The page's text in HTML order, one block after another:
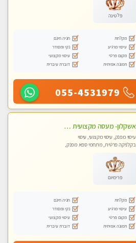
פלטינה
מקלחת
חניה חינם
עיסוי מרגיע
נקי ומסודר
מקום פרטי
עיסוי מקצועי
תמונה אמיתית
דוברת עיברית
055-4531979
אשקלון- מעסה מקצועית חדשה ואיכותית לעיסוי מרגיע ומפנק VIP-מומלץ לחלוטין! פרטי! ​​​​​​ Highly recommended
עיסוי מפנק, עיסוי מקצועי, עיסוי
בקלניקה פרטית, מתחמי ספא מפנק,
טנטרה
פרימיום
מקלחת
חניה חינם
עיסוי מרגיע
נקי ומסודר
מקום פרטי
עיסוי מקצועי
תמונה אמיתית
דוברת עיברית